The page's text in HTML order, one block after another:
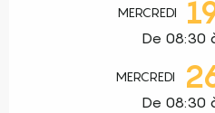
MERCREDI
De 08:30
MERCREDI
De 08:30